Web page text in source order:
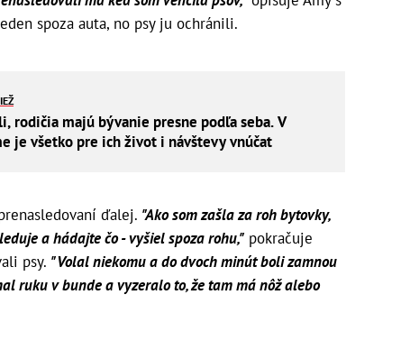
spoza auta, no psy ju ochránili.
rodičia majú bývanie presne podľa seba. V
je všetko pre ich život i návštevy vnúčat
ďalej. "Ako som zašla za roh bytovky,
a hádajte čo - vyšiel spoza rohu," pokračuje
psy. "Volal niekomu a do dvoch minút boli zamnou
ruku v bunde a vyzeralo to, že tam má nôž alebo